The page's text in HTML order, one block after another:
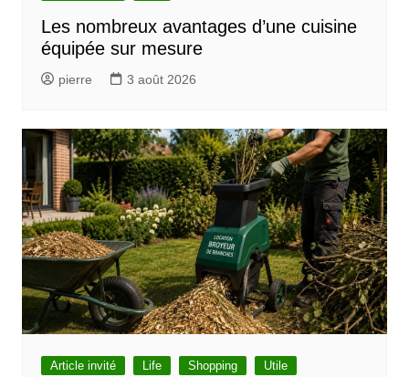
i
l
e
Les nombreux avantages d’une cuisine
équipée sur mesure
pierre 3 août 2026
Article invité Life Shopping Utile